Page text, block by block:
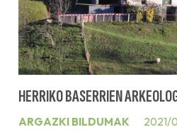
HERRIKO BASERRIEN
ARGAZKI BILDUMAK 2021/